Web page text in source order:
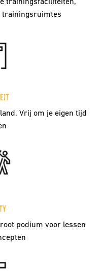
trainingsfaciliteiten,
trainingsruimtes
Vrij om je eigen tijd
podium voor lessen